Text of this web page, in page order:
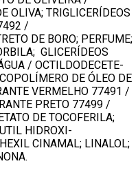
OLIVA; TRIGLICERÍDEOS
/
DE BORO; PERFUME;
GLICERÍDEOS
/ OCTILDODECETE-
DE ÓLEO DE
VERMELHO 77491 /
PRETO 77499 /
DE TOCOFERILA;
HIDROXI-
CINAMAL; LINALOL;